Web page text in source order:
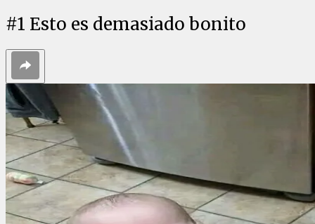
#1 Esto es demasiado bonito